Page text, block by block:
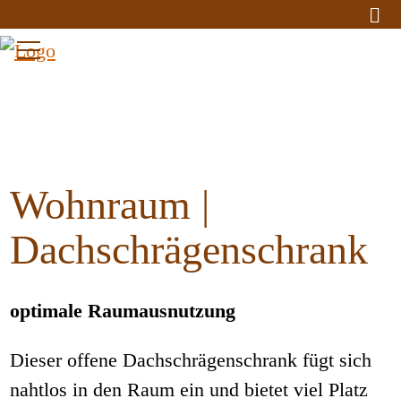
Wohnraum |
Dachschrägenschrank
optimale Raumausnutzung
Dieser offene Dachschrägenschrank fügt sich
nahtlos in den Raum ein und bietet viel Platz